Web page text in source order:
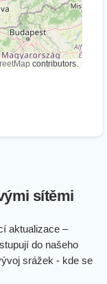
contributors.
sítěmi
aktualizace –
do našeho
srážek - kde se